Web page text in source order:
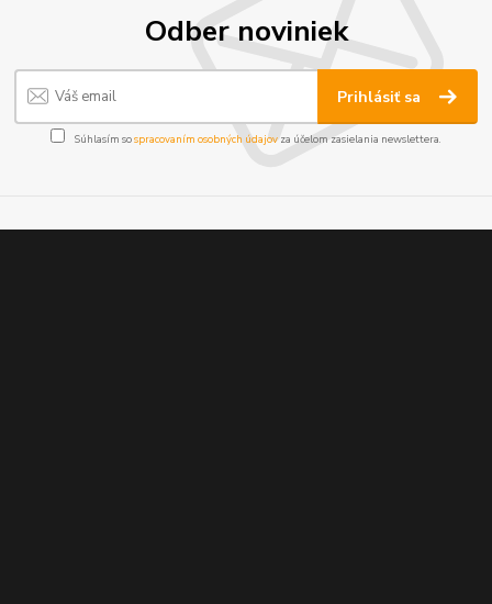
Odber noviniek
Prihlásiť sa
Súhlasím sospracovaním osobných údajov za účelom zasielania newslettera.